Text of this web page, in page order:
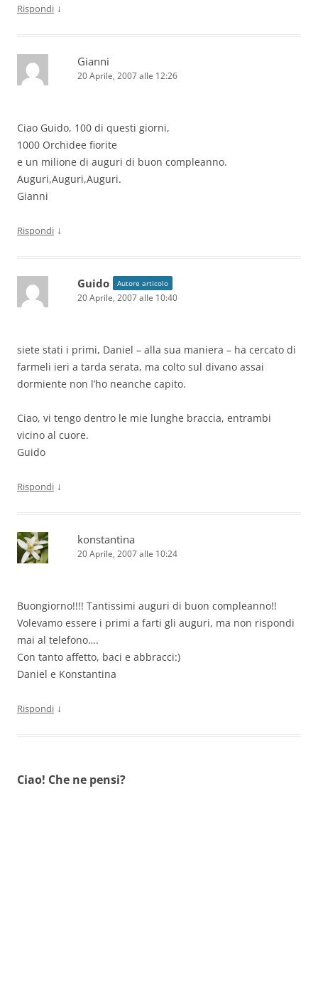
Rispondi ↓
Gianni
20 Aprile, 2007 alle 12:26
Ciao Guido, 100 di questi giorni,
1000 Orchidee fiorite
e un milione di auguri di buon compleanno.
Auguri,Auguri,Auguri.
Gianni
Rispondi ↓
Guido Autore articolo
20 Aprile, 2007 alle 10:40
siete stati i primi, Daniel – alla sua maniera – ha cercato di
farmeli ieri a tarda serata, ma colto sul divano assai
dormiente non l’ho neanche capito.
Ciao, vi tengo dentro le mie lunghe braccia, entrambi
vicino al cuore.
Guido
Rispondi ↓
konstantina
20 Aprile, 2007 alle 10:24
Buongiorno!!!! Tantissimi auguri di buon compleanno!!
Volevamo essere i primi a farti gli auguri, ma non rispondi
mai al telefono….
Con tanto affetto, baci e abbracci:)
Daniel e Konstantina
Rispondi ↓
Ciao! Che ne pensi?